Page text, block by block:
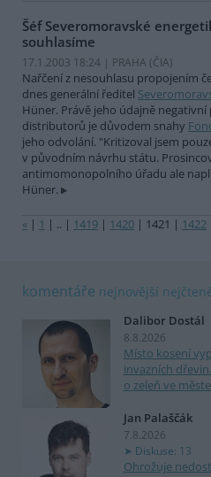
Šéf Severomoravské
souhlasíme
17.1.2003 18:24 | PRAHA (ČIA)
Nařčení z nesouhlasu propojením
dnes generální ředitel
Hüner. Právě jeho údajně
distributorů je důvodem snahy
jeho odvolání. "Kritizoval jsem
v původním návrhu státu.
antimomonopolního úřadu ale
Hüner.
« | 1 | .. | 1419 | 1420 | 1421 | 1422
komentáře nejnovější
Dalibor Dostál
8.8.2026
Místo kosení
invazních
o zeleň ve
Jan Palaščák
7.8.2026
Diskuse: 13
Ohrožuje